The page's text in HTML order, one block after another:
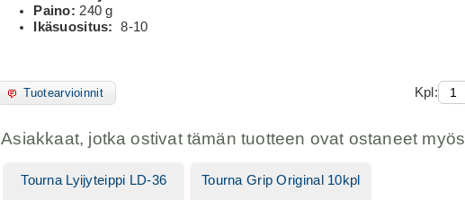
Paino: 240 g
Ikäsuositus:
8-10
Kpl:
Tuotearvioinnit
Asiakkaat, jotka ostivat tämän tuotteen ovat ostaneet myös
Tourna Lyijyteippi LD-36 Tourna Grip Original 10kpl